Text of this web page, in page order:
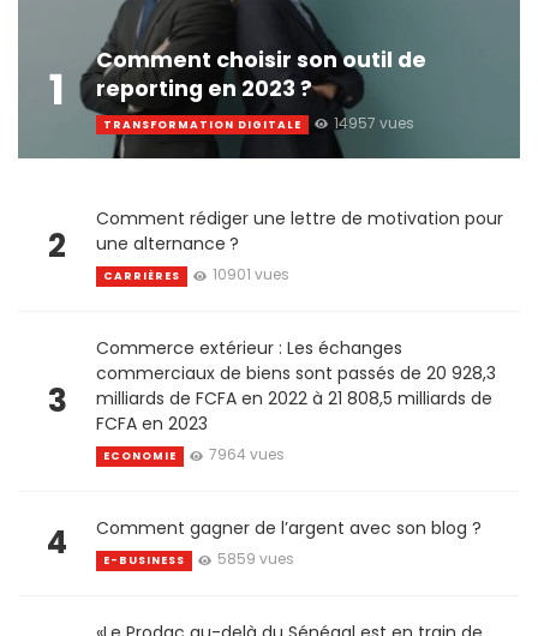
1
Comment choisir son outil de
reporting en 2023 ?
TRANSFORMATION DIGITALE 14957 vues
2
Comment rédiger une lettre de motivation pour
une alternance ?
CARRIÈRES 10901 vues
3
Commerce extérieur : Les échanges
commerciaux de biens sont passés de 20 928,3
milliards de FCFA en 2022 à 21 808,5 milliards de
FCFA en 2023
ECONOMIE 7964 vues
4 Comment gagner de l’argent avec son blog ?
E-BUSINESS 5859 vues